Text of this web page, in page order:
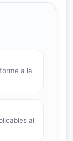
a la
al